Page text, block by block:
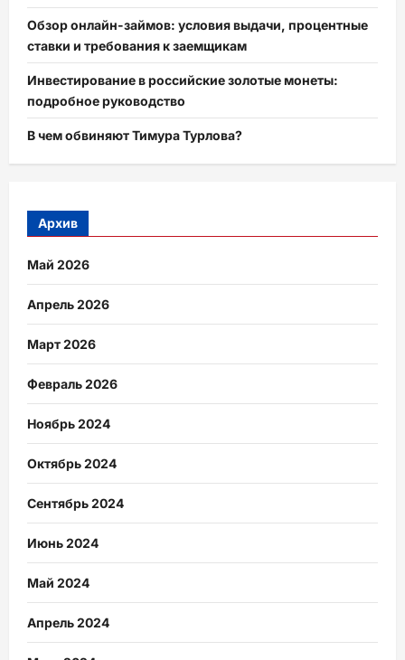
Обзор онлайн-займов: условия выдачи, процентные
ставки и требования к заемщикам
Инвестирование в российские золотые монеты:
подробное руководство
В чем обвиняют Тимура Турлова?
Архив
Май 2026
Апрель 2026
Март 2026
Февраль 2026
Ноябрь 2024
Октябрь 2024
Сентябрь 2024
Июнь 2024
Май 2024
Апрель 2024